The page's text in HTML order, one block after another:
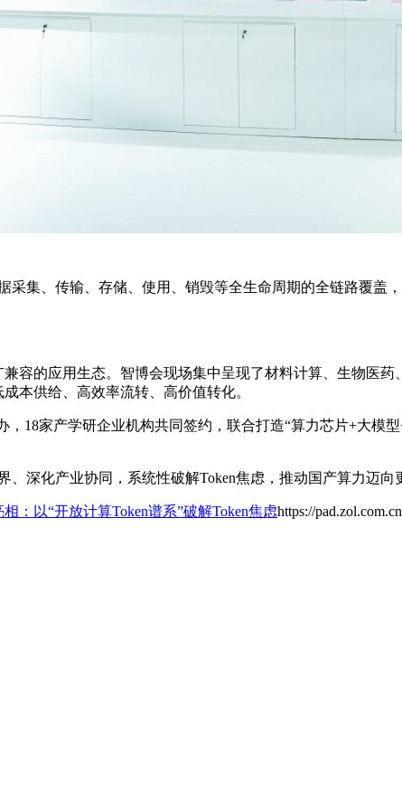
采集、传输、存储、使用、销毁等全生命周期的全链路覆盖
容的应用生态。智博会现场集中呈现了材料计算、生物医
本供给、高效率流转、高价值转化。
，18家产学研企业机构共同签约，联合打造“算力芯片+大模
、深化产业协同，系统性破解Token焦虑，推动国产算力迈
：以“开放计算Token谱系”破解Token焦虑https://